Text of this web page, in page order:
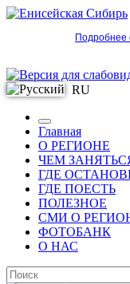
Подробнее
RU
Главная
О РЕГИОНЕ
ЧЕМ
ГДЕ
ГДЕ ПОЕСТЬ
ПОЛЕЗНОЕ
СМИ О
ФОТОБАНК
О НАС